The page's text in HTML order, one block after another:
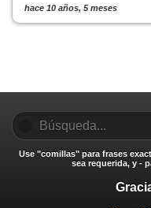
hace 10 años, 5 meses
Use "comillas" para frases
sea requerida, y -